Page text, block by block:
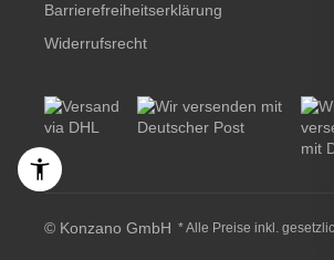
Barrierefreiheitserklärung
Widerrufsrecht
© Konzano GmbH * Alle Preise inkl.